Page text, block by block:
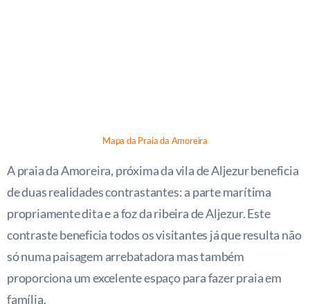
Mapa da Praia da Amoreira
A praia da Amoreira, próxima da vila de Aljezur beneficia
de duas realidades contrastantes: a parte marítima
propriamente dita e a foz da ribeira de Aljezur. Este
contraste beneficia todos os visitantes já que resulta não
só numa paisagem arrebatadora mas também
proporciona um excelente espaço para fazer praia em
família.